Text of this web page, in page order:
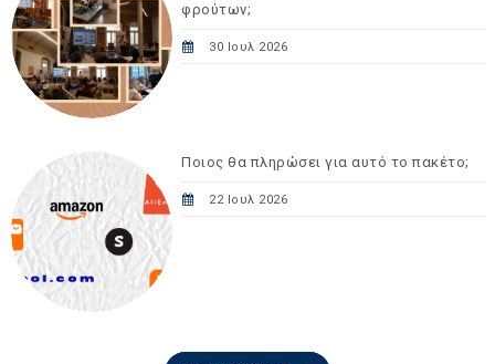
φρούτων;
30 Ιουλ 2026
Ποιος θα πληρώσει για αυτό το πακέτο;
22 Ιουλ 2026